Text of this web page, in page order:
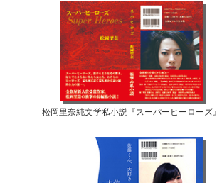
松岡里奈純文学私小説『スーパーヒーローズ』